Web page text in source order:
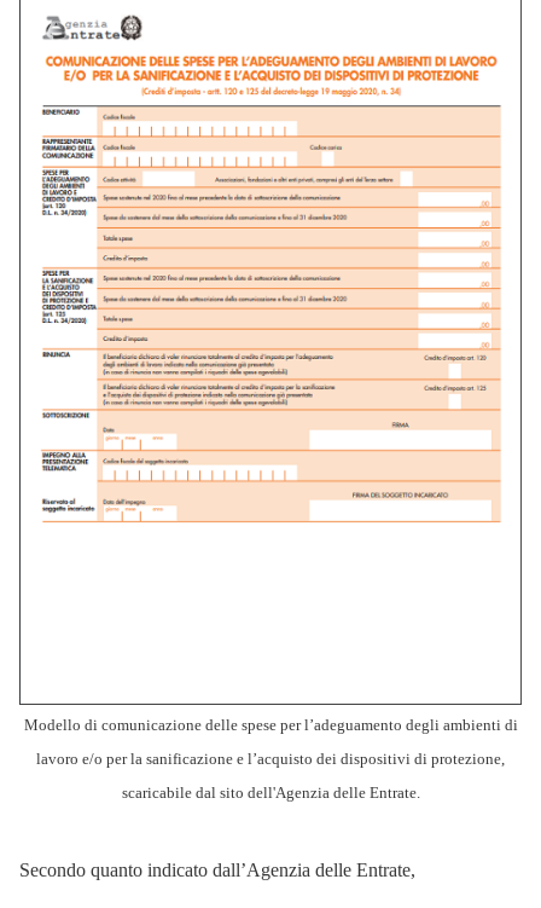
Modello di comunicazione delle spese per l’adeguamento degli ambienti di
lavoro e/o per la sanificazione e l’acquisto dei dispositivi di protezione,
scaricabile dal sito dell'Agenzia delle Entrate.
Secondo quanto indicato dall’Agenzia delle Entrate,